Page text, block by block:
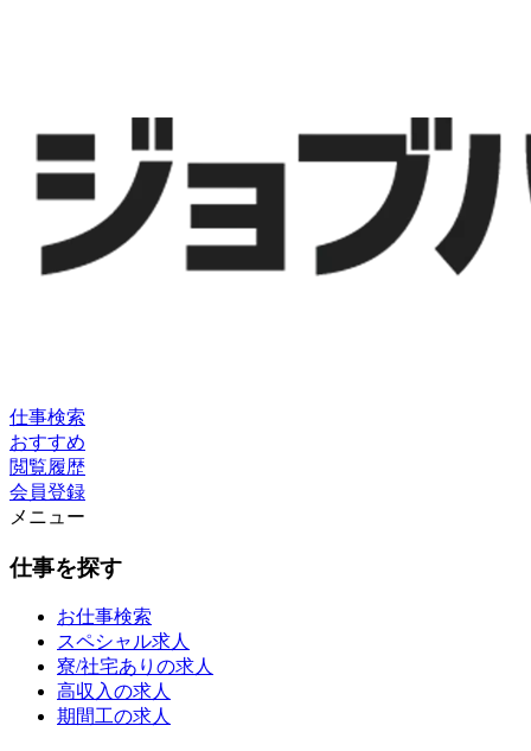
仕事検索
おすすめ
閲覧履歴
会員登録
メニュー
仕事を探す
お仕事検索
スペシャル求人
寮/社宅ありの求人
高収入の求人
期間工の求人